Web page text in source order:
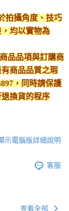
拍攝角度、技巧
均以實物為
品品項與訂購商
商品品質之瑕
，同時請保護
換貨的程序
示電腦版詳細說明
客服
查看全部